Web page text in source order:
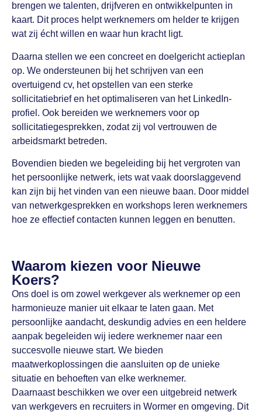
brengen we talenten, drijfveren en ontwikkelpunten in
kaart. Dit proces helpt werknemers om helder te krijgen
wat zij écht willen en waar hun kracht ligt.
Daarna stellen we een concreet en doelgericht actieplan
op. We ondersteunen bij het schrijven van een
overtuigend cv, het opstellen van een sterke
sollicitatiebrief en het optimaliseren van het LinkedIn-
profiel. Ook bereiden we werknemers voor op
sollicitatiegesprekken, zodat zij vol vertrouwen de
arbeidsmarkt betreden.
Bovendien bieden we begeleiding bij het vergroten van
het persoonlijke netwerk, iets wat vaak doorslaggevend
kan zijn bij het vinden van een nieuwe baan. Door middel
van netwerkgesprekken en workshops leren werknemers
hoe ze effectief contacten kunnen leggen en benutten.
Waarom kiezen voor Nieuwe
Koers?
Ons doel is om zowel werkgever als werknemer op een
harmonieuze manier uit elkaar te laten gaan. Met
persoonlijke aandacht, deskundig advies en een heldere
aanpak begeleiden wij iedere werknemer naar een
succesvolle nieuwe start. We bieden
maatwerkoplossingen die aansluiten op de unieke
situatie en behoeften van elke werknemer.
Daarnaast beschikken we over een uitgebreid netwerk
van werkgevers en recruiters in Wormer en omgeving. Dit